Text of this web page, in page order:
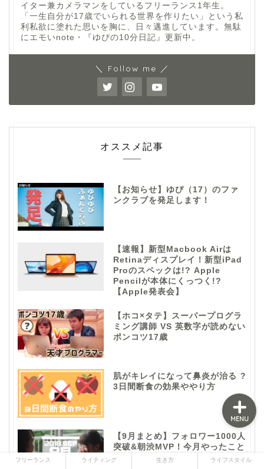
イター兼カメラマンをしているフリーランス1年生。
「一生自分が17歳でいられる世界を作りたい」という私
利私欲に塗れた思いを胸に、日々邁進しています。無駄
にエモいnote・『ゆぴの10分日記』更新中。
＼ Follow me ／
オススメ記事
【お知らせ】ゆぴ（17）のファ
ンクラブを発足します！
【速報】新型Macbook Airは
Retinaディスプレイ！新型iPad
Proのスペックは!? Apple
Pencilが本体にくっつく!?
【Apple発表会】
【ホコ×タテ】スーパープログラ
ミング講師 VS 英数字が読めない
ポンコツ17歳
肌がキレイになって鼻炎が治る!?
3日間断食の効果ややり方
【9月まとめ】フォロワー1000人
突破&朝渋MVP！今月やったこと
と来月の目標
フリーランス ライティング 生き方 ライフスタイル
MENU
フリーランス
ライティング
生き方